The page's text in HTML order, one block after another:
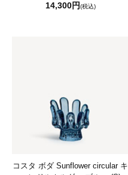
14,300円(税込)
コスタ ボダ Sunflower circular キ